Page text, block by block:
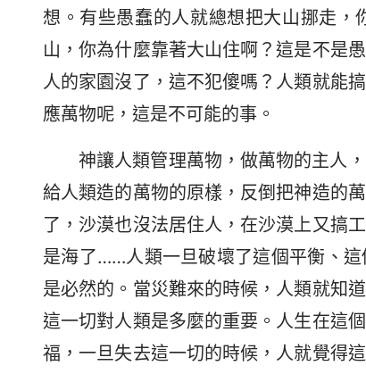
想。有些愚蠢的人就總想把大山挪走
山，你為什麼靠著大山住啊？這是不是
人的家園沒了，這不犯傻嗎？人類就能
應萬物呢，這是不可能的事。
神讓人類管理萬物，做萬物的主人
給人類造的萬物的原樣，反倒把神造的
了，沙漠也沒法居住人，在沙漠上又搞
是海了……人類一旦破壞了這個平衡、
是必然的。當災難來的時候，人類就知
這一切對人類是多麼的重要。人生在這
福，一旦失去這一切的時候，人就覺得